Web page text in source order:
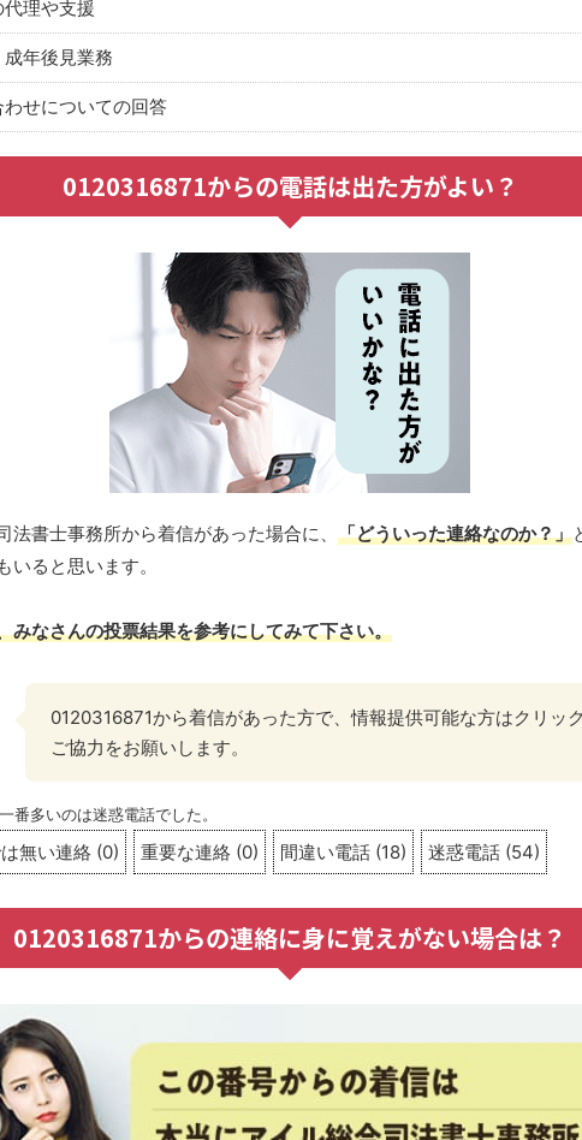
理や支援
年後見業務
わせについての回答
0120316871からの電話は出た方がよい？
法書士事務所から着信があった場合に、 「どういった連絡なのか？」
いると思います。
みなさんの投票結果を参考にしてみて下さい。
0120316871から着信があった方で、情報提供可能な方はクリッ
ご協力をお願いします。
番多いのは迷惑電話でした。
無い連絡 (0) 重要な連絡 (0) 間違い電話 (18) 迷惑電話 (54)
0120316871からの連絡に身に覚えがない場合は？